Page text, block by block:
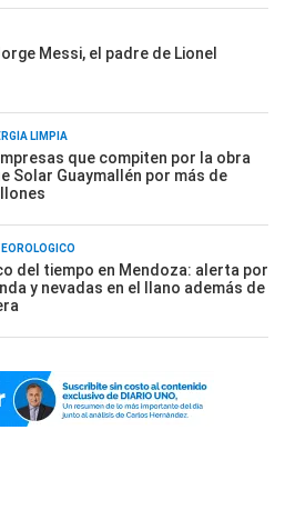
Messi, el padre de Lionel
LIMPIA
que compiten por la obra
Solar Guaymallén por más de
del tiempo en Mendoza: alerta por
y nevadas en el llano además de